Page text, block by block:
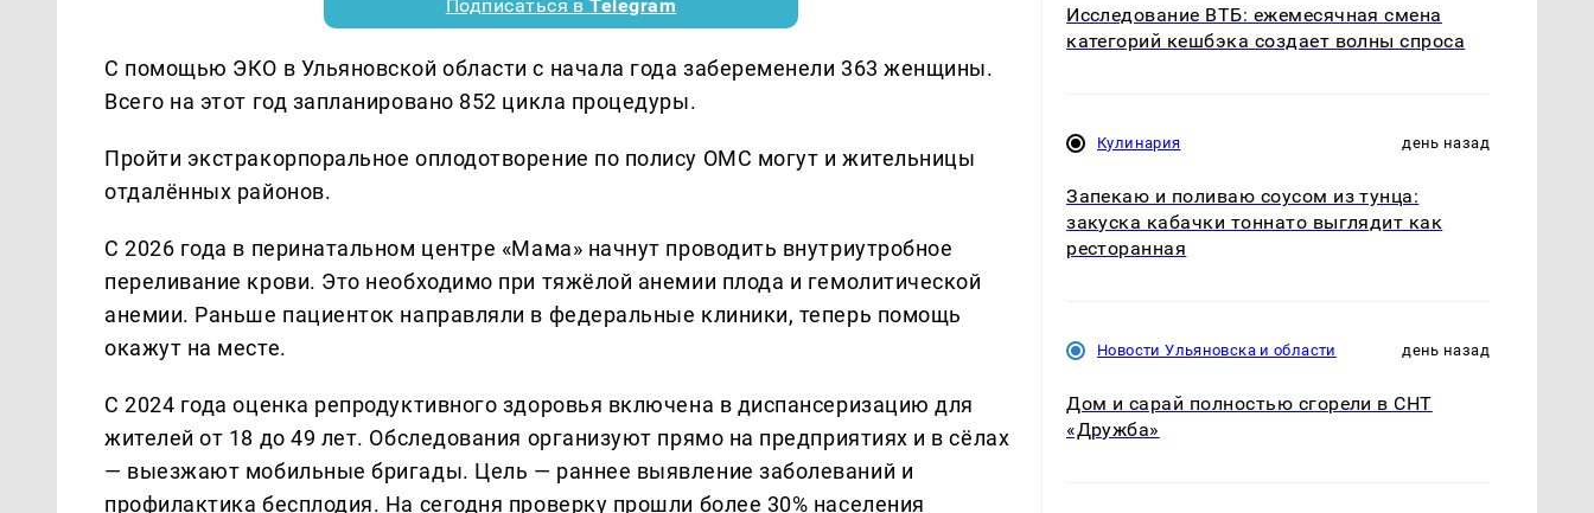
Подписаться вTelegram
С помощью ЭКО в Ульяновской области с начала года забеременели 363 женщины.
Всего на этот год запланировано 852 цикла процедуры.
Пройти экстракорпоральное оплодотворение по полису ОМС могут и жительницы
отдалённых районов.
С 2026 года в перинатальном центре «Мама» начнут проводить внутриутробное
переливание крови. Это необходимо при тяжёлой анемии плода и гемолитической
анемии. Раньше пациенток направляли в федеральные клиники, теперь помощь
окажут на месте.
С 2024 года оценка репродуктивного здоровья включена в диспансеризацию для
жителей от 18 до 49 лет. Обследования организуют прямо на предприятиях и в сёлах
— выезжают мобильные бригады. Цель — раннее выявление заболеваний и
профилактика бесплодия. На сегодня проверку прошли более 30% населения
Исследование ВТБ: ежемесячная смена
категорий кешбэка создает волны спроса
Кулинария день назад
Запекаю и поливаю соусом из тунца:
закуска кабачки тоннато выглядит как
ресторанная
Новости Ульяновска и области день назад
Дом и сарай полностью сгорели в СНТ
«Дружба»